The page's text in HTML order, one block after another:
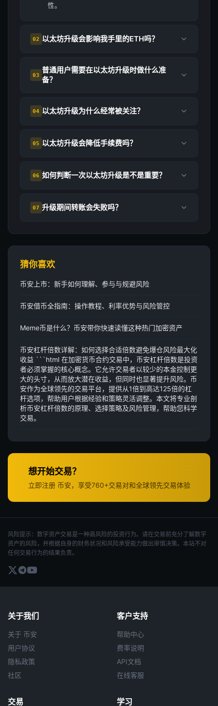
性。
02 以太坊升级会影响我手里的ETH吗？
03
普通用户需要在以太坊升级时做什么准
备？
04 以太坊升级为什么经常被关注？
05 以太坊升级会降低手续费吗？
06 如何判断一次以太坊升级是不是重要？
07 升级期间转账会失败吗？
猜你喜欢
币安上市：新手如何理解、参与与规避风险
币安借币全指南：操作教程、利率优势与风险管控
Meme币是什么？币安带你快速读懂这种热门加密资产
币安杠杆倍数详解：如何选择合适倍数避免爆仓风险最大化
收益 ```html 在加密货币合约交易中，币安杠杆倍数是投资
者必须掌握的核心概念。它允许交易者以较少的本金控制更
大的头寸，从而放大潜在收益，但同时也显著提升风险。币
安作为全球领先的交易平台，提供从1倍到高达125倍的杠
杆选项，帮助用户根据经验和策略灵活调整。本文将专业剖
析币安杠杆倍数的原理、选择策略及风险管理，帮助您科学
交易。
想开始交易？
立即注册 币安，享受760+交易对和全球领先交易体验
风险提示：数字资产交易是一种高风险的投资行为。请在交易前充分了解数字
资产的风险，并根据自身的财务状况和风险承受能力做出审慎决策。本站不对
任何交易行为的结果负责。
关于我们
关于 币安
用户协议
隐私政策
社区
客户支持
帮助中心
费率说明
API文档
在线客服
交易 学习